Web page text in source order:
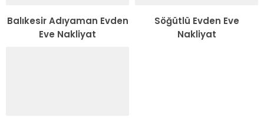
Balıkesir Adıyaman Evden
Eve Nakliyat
Söğütlü Evden Eve
Nakliyat